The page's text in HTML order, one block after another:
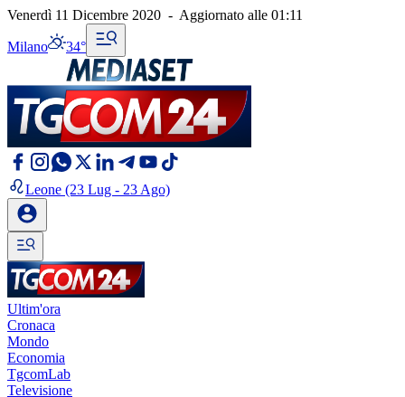
Venerdì 11 Dicembre 2020 - Aggiornato alle 01:11
Milano 34°
Leone (23 Lug - 23 Ago)
Ultim'ora
Cronaca
Mondo
Economia
TgcomLab
Televisione